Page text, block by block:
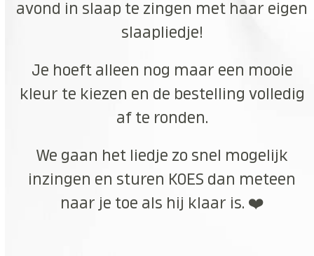
avond in slaap te zingen met haar eigen
slaapliedje!
Je hoeft alleen nog maar een mooie
kleur te kiezen en de bestelling volledig
af te ronden.
We gaan het liedje zo snel mogelijk
inzingen en sturen KOES dan meteen
naar je toe als hij klaar is. ❤️